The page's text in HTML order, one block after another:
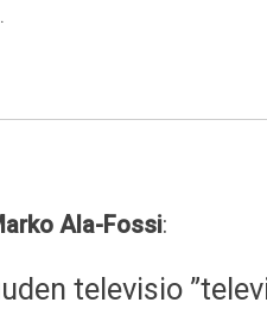
Ala-Fossi:
televisio